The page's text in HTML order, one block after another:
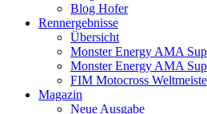
Blog Hofer
Rennergebnisse
Übersicht
Monster Energy AMA
Monster Energy AMA
FIM Motocross
Magazin
Neue Ausgabe